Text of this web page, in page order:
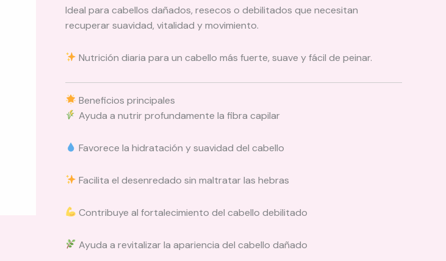
Ideal para cabellos dañados, resecos o debilitados que necesitan
recuperar suavidad, vitalidad y movimiento.
Nutrición diaria para un cabello más fuerte, suave y fácil de peinar.
Beneficios principales
Ayuda a nutrir profundamente la fibra capilar
Favorece la hidratación y suavidad del cabello
Facilita el desenredado sin maltratar las hebras
Contribuye al fortalecimiento del cabello debilitado
Ayuda a revitalizar la apariencia del cabello dañado